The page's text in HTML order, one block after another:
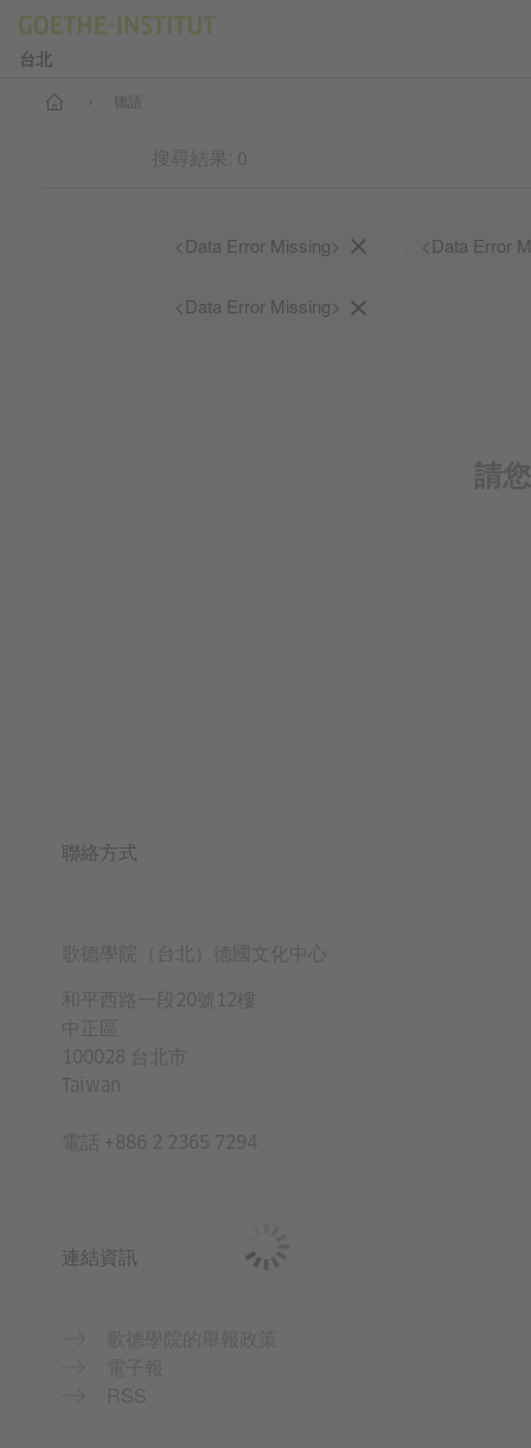
台北
首頁 德語
搜尋結果: 0
<Data Error Missing> <Data Error
<Data Error Missing>
請
聯絡方式
歌德學院（台北）德國文化中心
和平西路一段20號12樓
中正區
100028 台北市
Taiwan
電話 +886 2 2365 7294
連結資訊